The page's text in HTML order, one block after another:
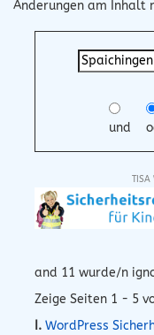
Änderungen am Inhalt
und
TISA
and 11 wurde/n
Zeige Seiten 1 - 5
I. WordPress